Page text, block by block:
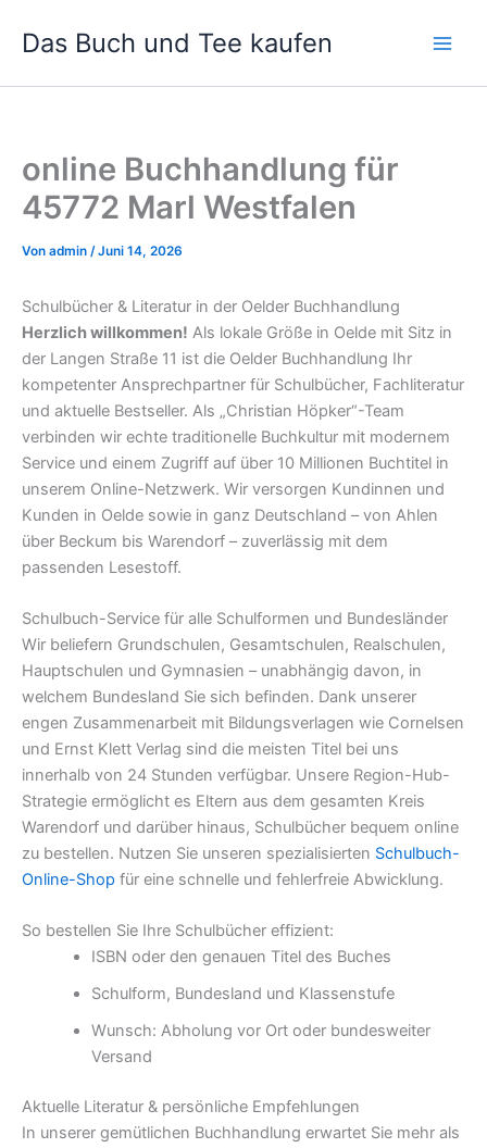
InhaltDas Buch und Tee kaufen
online Buchhandlung für
45772 Marl Westfalen
Von admin /Juni 14, 2026
Schulbücher & Literatur in der Oelder Buchhandlung
Herzlich willkommen! Als lokale Größe in Oelde mit Sitz in
der Langen Straße 11 ist die Oelder Buchhandlung Ihr
kompetenter Ansprechpartner für Schulbücher, Fachliteratur
und aktuelle Bestseller. Als „Christian Höpker“-Team
verbinden wir echte traditionelle Buchkultur mit modernem
Service und einem Zugriff auf über 10 Millionen Buchtitel in
unserem Online-Netzwerk. Wir versorgen Kundinnen und
Kunden in Oelde sowie in ganz Deutschland – von Ahlen
über Beckum bis Warendorf – zuverlässig mit dem
passenden Lesestoff.
Schulbuch-Service für alle Schulformen und Bundesländer
Wir beliefern Grundschulen, Gesamtschulen, Realschulen,
Hauptschulen und Gymnasien – unabhängig davon, in
welchem Bundesland Sie sich befinden. Dank unserer
engen Zusammenarbeit mit Bildungsverlagen wie Cornelsen
und Ernst Klett Verlag sind die meisten Titel bei uns
innerhalb von 24 Stunden verfügbar. Unsere Region-Hub-
Strategie ermöglicht es Eltern aus dem gesamten Kreis
Warendorf und darüber hinaus, Schulbücher bequem online
zu bestellen. Nutzen Sie unseren spezialisierten Schulbuch-
Online-Shop für eine schnelle und fehlerfreie Abwicklung.
So bestellen Sie Ihre Schulbücher effizient:
ISBN oder den genauen Titel des Buches
Schulform, Bundesland und Klassenstufe
Wunsch: Abholung vor Ort oder bundesweiter
Versand
Aktuelle Literatur & persönliche Empfehlungen
In unserer gemütlichen Buchhandlung erwartet Sie mehr als